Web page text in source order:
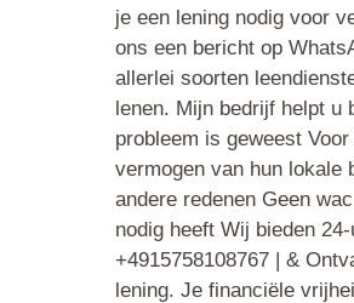
je een lening nodig voor
ons een bericht op
allerlei soorten
lenen. Mijn bedrijf helpt u
probleem is geweest
vermogen van hun lokale
andere redenen Geen
nodig heeft Wij bieden
+4915758108767 | &
lening. Je financiële